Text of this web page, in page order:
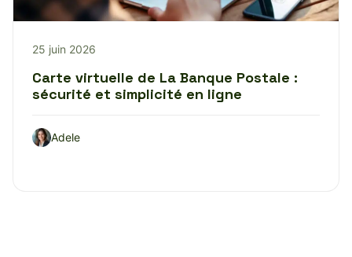
25 juin 2026
Carte virtuelle de La Banque Postale :
sécurité et simplicité en ligne
Adele